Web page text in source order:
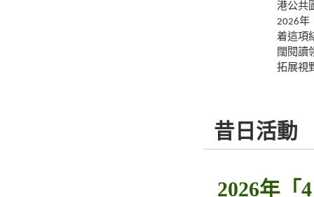
港公共
2026年
着這項
闊閱讀
拓展視
昔日活動
2026年「